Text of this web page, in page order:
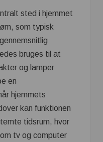
sted i hjemmet
som typisk
bruges til at
og lamper
en
hjemmets
kan funktionen
tidsrum, hvor
tv og computer